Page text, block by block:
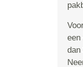
een
dan